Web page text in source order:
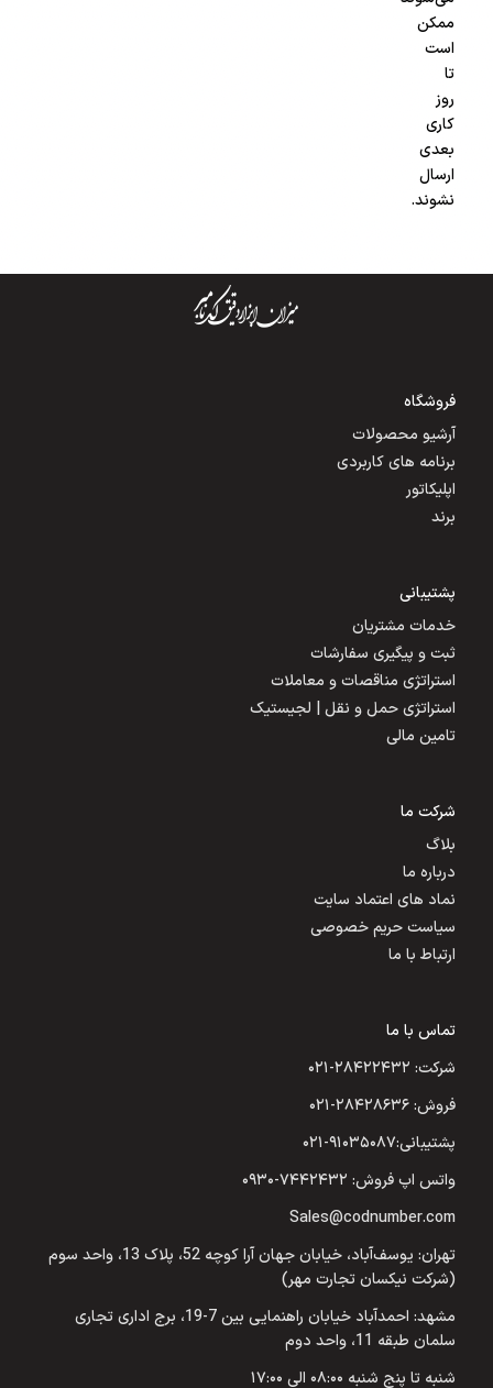
ممکن
است
تا
روز
کاری
بعدی
ارسال
نشوند.
فروشگاه
آرشیو محصولات
برنامه های کاربردی
اپلیکاتور
برند
پشتیبانی
خدمات مشتریان
ثبت و پیگیری سفارشات
استراتژی مناقصات و معاملات
استراتژی حمل و نقل | لجیستیک
تامین مالی
شرکت ما
بلاگ
درباره ما
نماد های اعتماد سایت
سیاست حریم خصوصی
ارتباط با ما
تماس با ما
شرکت: ۲۸۴۲۲۴۳۲-۰۲۱
فروش: ۲۸۴۲۸۶۳۶-۰۲۱
پشتیبانی:۹۱۰۳۵۰۸۷-۰۲۱
واتس اپ فروش: ۷۴۴۲۴۳۲-۰۹۳۰
Sales@codnumber.com
تهران: یوسف‌آباد، خیابان جهان آرا کوچه 52، پلاک 13، واحد سوم
(شرکت نیکسان تجارت مهر)
مشهد: احمدآباد خیابان راهنمایی بین 7-19، برج اداری تجاری
سلمان طبقه 11، واحد دوم
شنبه تا پنج شنبه ۰۸:۰۰ الی ۱۷:۰۰